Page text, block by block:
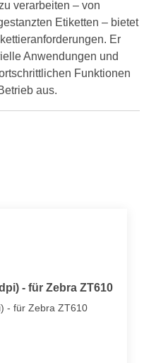
verarbeiten – von
Etiketten – bietet
Er
Anwendungen und
Funktionen
aus.
- für Zebra ZT610
- für Zebra ZT610